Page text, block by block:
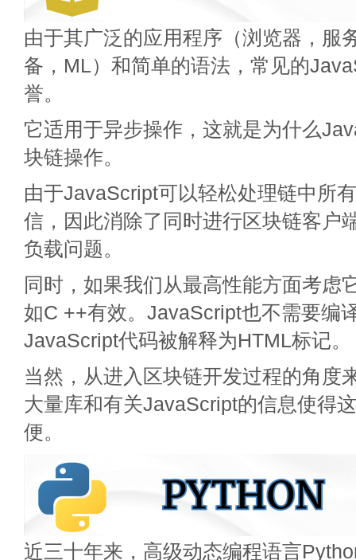
由于其广泛的应用程序（浏览器，服
备，ML）和简单的语法，常见的
誉。
它适用于异步操作，这就是为什么
块链操作。
由于JavaScript可以轻松处理链中所
信，因此消除了同时进行区块链客户
负载问题。
同时，如果我们从最高性能方面考虑
如C ++有效。JavaScript也不需要编
JavaScript代码被解释为HTML标记。
当然，从进入区块链开发过程的角度
大量库和有关JavaScript的信息使得
便。
近三十年来，高级动态编程语言